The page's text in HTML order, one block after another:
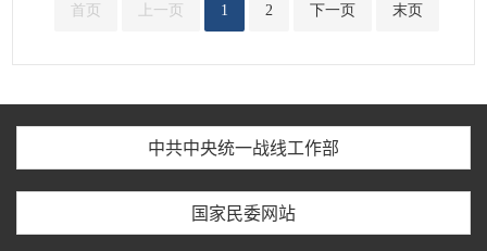
首页 上一页 1 2 下一页 末页
中共中央统一战线工作部
国家民委网站